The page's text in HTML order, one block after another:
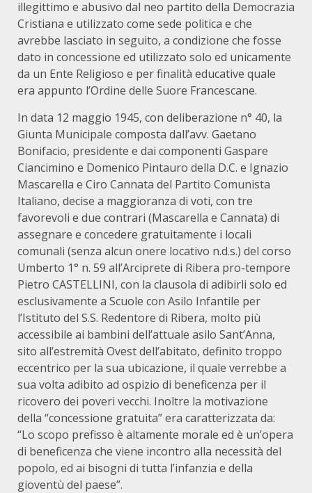
illegittimo e abusivo dal neo partito della Democrazia
Cristiana e utilizzato come sede politica e che
avrebbe lasciato in seguito, a condizione che fosse
dato in concessione ed utilizzato solo ed unicamente
da un Ente Religioso e per finalità educative quale
era appunto l’Ordine delle Suore Francescane.
In data 12 maggio 1945, con deliberazione n° 40, la
Giunta Municipale composta dall’avv. Gaetano
Bonifacio, presidente e dai componenti Gaspare
Ciancimino e Domenico Pintauro della D.C. e Ignazio
Mascarella e Ciro Cannata del Partito Comunista
Italiano, decise a maggioranza di voti, con tre
favorevoli e due contrari (Mascarella e Cannata) di
assegnare e concedere gratuitamente i locali
comunali (senza alcun onere locativo n.d.s.) del corso
Umberto 1° n. 59 all’Arciprete di Ribera pro-tempore
Pietro CASTELLINI, con la clausola di adibirli solo ed
esclusivamente a Scuole con Asilo Infantile per
l’Istituto del S.S. Redentore di Ribera, molto più
accessibile ai bambini dell’attuale asilo Sant’Anna,
sito all’estremità Ovest dell’abitato, definito troppo
eccentrico per la sua ubicazione, il quale verrebbe a
sua volta adibito ad ospizio di beneficenza per il
ricovero dei poveri vecchi. Inoltre la motivazione
della “concessione gratuita” era caratterizzata da:
“Lo scopo prefisso è altamente morale ed è un’opera
di beneficenza che viene incontro alla necessità del
popolo, ed ai bisogni di tutta l’infanzia e della
gioventù del paese”.